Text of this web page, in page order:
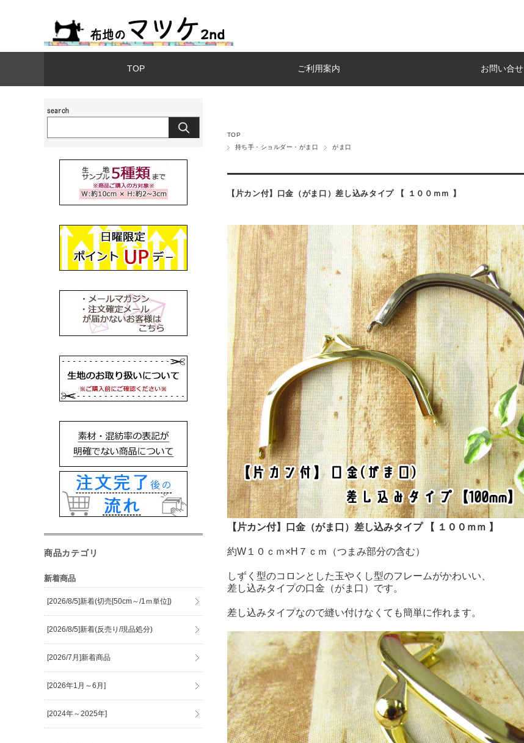
TOP ご利用案内 お問い合せ
TOP
持ち手・ショルダー・がま口
がま口
【片カン付】口金（がま口）差し込みタイプ 【 １００ｍｍ 】
【片カン付】口金（がま口）差し込みタイプ 【 １００ｍｍ 】
約W１０ｃｍ×H７ｃｍ（つまみ部分の含む）
しずく型のコロンとした玉やくし型のフレームがかわいい、
差し込みタイプの口金（がま口）です。
差し込みタイプなので縫い付けなくても簡単に作れます。
商品カテゴリ
新着商品
[2026/8/5]新着(切売[50cm～/1ｍ単位])
[2026/8/5]新着(反売り/現品処分)
[2026/7月]新着商品
[2026年1月～6月]
[2024年～2025年]